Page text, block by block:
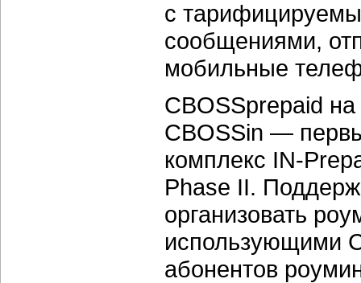
с
сообщениями,
мобильные
CBOSSprepaid
CBOSSin —
комплекс IN-
Phase II.
организовать
использующими
абонентов